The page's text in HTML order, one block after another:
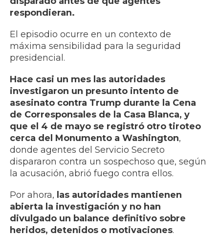
respondieran.
El episodio ocurre en un contexto de
máxima sensibilidad para la seguridad
presidencial.
Hace casi un mes las autoridades
investigaron un presunto intento de
asesinato contra Trump durante la Cena
de Corresponsales de la Casa Blanca, y
que el 4 de mayo se registró otro tiroteo
cerca del Monumento a Washington,
donde agentes del Servicio Secreto
dispararon contra un sospechoso que, según
la acusación, abrió fuego contra ellos.
Por ahora, las autoridades mantienen
abierta la investigación y no han
divulgado un balance definitivo sobre
heridos, detenidos o motivaciones.